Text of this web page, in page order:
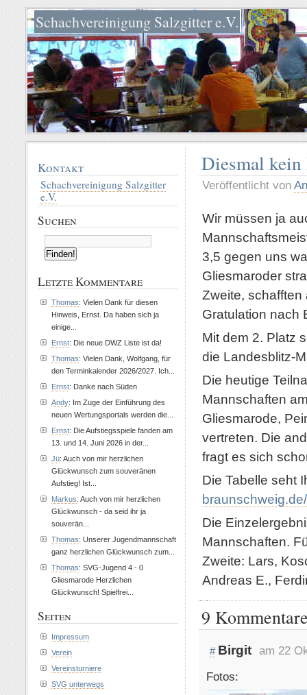
Schachvereinigung Salzgitter e.V.
Diesmal
Veröffentlicht von
Wir müssen ja
3,5 gegen uns
Gliesmaroder
Zweite,
Gratulation nach
Mit dem 2. Platz
die Landesblitz-
Die heutige
Mannschaften
Gliesmarode,
vertreten. Die
fragt es sich
Die Tabelle seht
braunschweig.de/
Die
Mannschaften.
Zweite: Lars,
Andreas E.,
9
# Birgit
am 22
Fotos:
Kontakt
Schachvereinigung Salzgitter
e.V.
Suchen
Letzte Kommentare
Thomas: Vielen Dank für diesen
Hinweis, Ernst. Da haben sich ja
einige...
Ernst: Die neue DWZ Liste ist da!
Thomas: Vielen Dank, Wolfgang, für
den Terminkalender 2026/2027. Ich...
Ernst: Danke nach Süden
Andy: Im Zuge der Einführung des
neuen Wertungsportals werden die...
Ernst: Die Aufstiegsspiele fanden am
13. und 14. Juni 2026 in der...
Jü: Auch von mir herzlichen
Glückwunsch zum souveränen
Aufstieg! Ist...
Markus: Auch von mir herzlichen
Glückwunsch - da seid ihr ja
souverän...
Thomas: Unserer Jugendmannschaft
ganz herzlichen Glückwunsch zum...
Thomas: SVG-Jugend 4 - 0
Gliesmarode Herzlichen
Glückwunsch! Spielfrei...
Seiten
Impressum
Verein
Vereinsturniere
SVG unterwegs